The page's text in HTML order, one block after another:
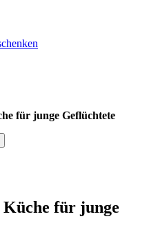
für junge Geflüchtete
für junge